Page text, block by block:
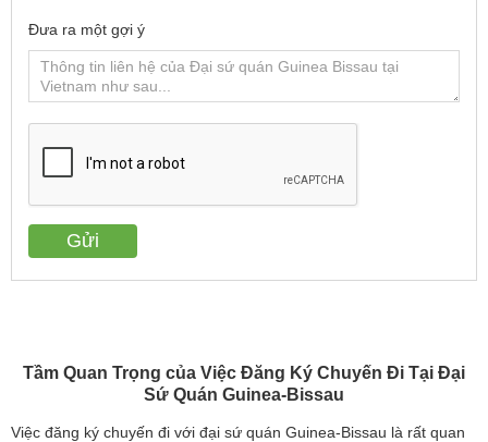
Tầm Quan Trọng của Việc Đăng Ký Chuyến Đi Tại Đại
Sứ Quán Guinea-Bissau
Việc đăng ký chuyến đi với đại sứ quán Guinea-Bissau là rất quan
Đưa ra một gợi ý